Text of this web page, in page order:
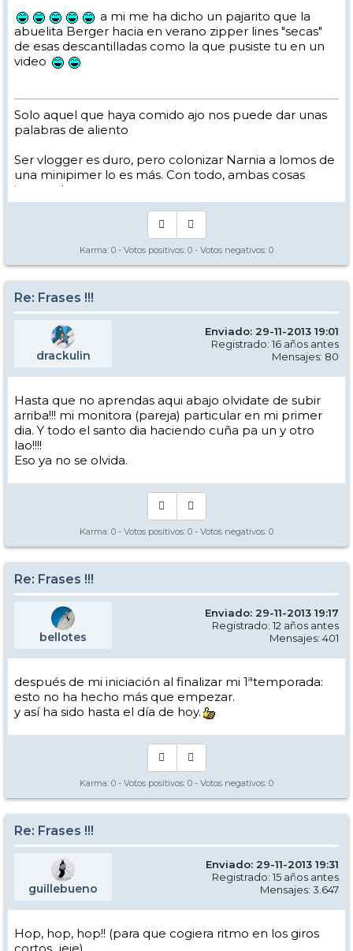
a mi me ha dicho un pajarito que la
abuelita Berger hacia en verano zipper lines "secas"
de esas descantilladas como la que pusiste tu en un
video
Solo aquel que haya comido ajo nos puede dar unas
palabras de aliento
Ser vlogger es duro, pero colonizar Narnia a lomos de
una minipimer lo es más. Con todo, ambas cosas
intento hacer.
Yo hago esquí extremo : voy de extremo a extremo
Los caminos del esquí son inescrotables ...
Karma: 0 - Votos positivos: 0 - Votos negativos: 0
Re: Frases !!!
drackulin
Enviado: 29-11-2013 19:01
Registrado: 16 años antes
Mensajes: 80
Hasta que no aprendas aqui abajo olvidate de subir
arriba!!! mi monitora (pareja) particular en mi primer
dia. Y todo el santo dia haciendo cuña pa un y otro
lao!!!!
Eso ya no se olvida.
Karma: 0 - Votos positivos: 0 - Votos negativos: 0
Re: Frases !!!
bellotes
Enviado: 29-11-2013 19:17
Registrado: 12 años antes
Mensajes: 401
después de mi iniciación al finalizar mi 1ªtemporada:
esto no ha hecho más que empezar.
y así ha sido hasta el día de hoy.
Karma: 0 - Votos positivos: 0 - Votos negativos: 0
Re: Frases !!!
guillebueno
Enviado: 29-11-2013 19:31
Registrado: 15 años antes
Mensajes: 3.647
Hop, hop, hop!! (para que cogiera ritmo en los giros